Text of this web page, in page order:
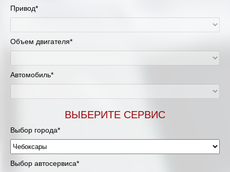
Привод*
Объем двигателя*
Автомобиль*
ВЫБЕРИТЕ СЕРВИС
Выбор города*
Выбор автосервиса*